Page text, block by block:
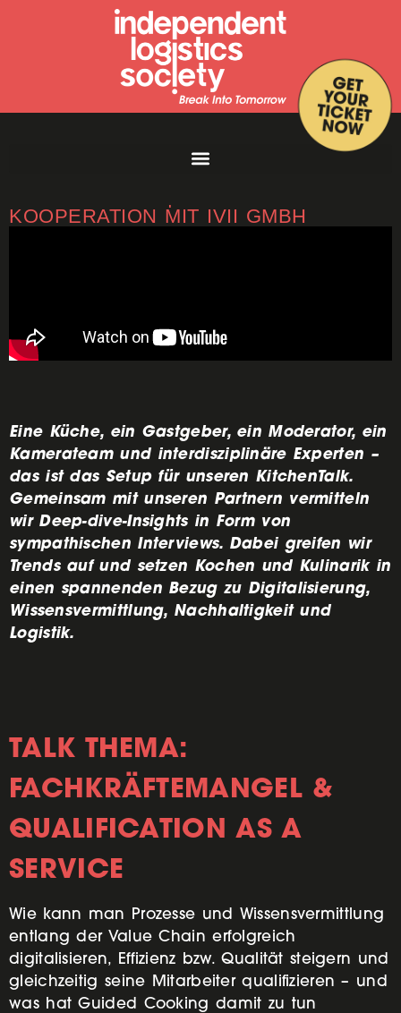
KOOPERATION MIT IVII GMBH
Eine Küche, ein Gastgeber, ein Moderator, ein
Kamerateam und interdisziplinäre Experten –
das ist das Setup für unseren KitchenTalk.
Gemeinsam mit unseren Partnern vermitteln
wir Deep-dive-Insights in Form von
sympathischen Interviews. Dabei greifen wir
Trends auf und setzen Kochen und Kulinarik in
einen spannenden Bezug zu Digitalisierung,
Wissensvermittlung, Nachhaltigkeit und
Logistik.
TALK THEMA:
FACHKRÄFTEMANGEL &
QUALIFICATION AS A
SERVICE
Wie kann man Prozesse und Wissensvermittlung
entlang der Value Chain erfolgreich
digitalisieren, Effizienz bzw. Qualität steigern und
gleichzeitig seine Mitarbeiter qualifizieren – und
was hat Guided Cooking damit zu tun